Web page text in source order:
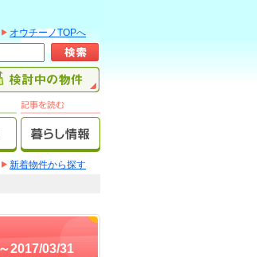
オウチーノTOPへ
新着物件から探す
2017/03/31